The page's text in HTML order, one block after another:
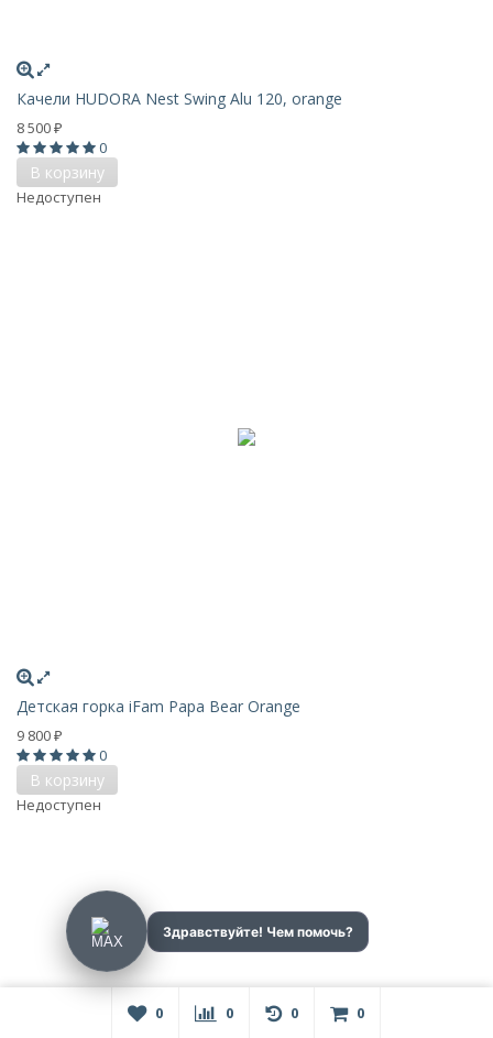
Качели HUDORA Nest Swing Alu 120, orange
8 500 ₽
0
В корзину
Недоступен
Детская горка iFam Papa Bear Orange
9 800 ₽
0
В корзину
Недоступен
0 0 0 0